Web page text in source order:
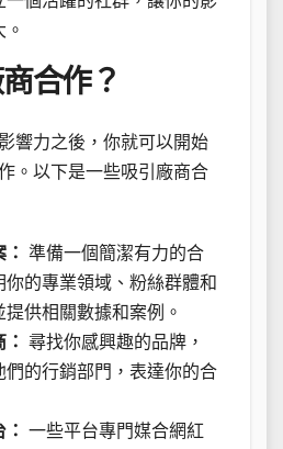
合作？
響力之後，你就可以開始
。以下是一些吸引廠商合
準備一個簡潔有力的合
你的專業領域、粉絲群體和
供相關數據和案例。
尋找你感興趣的品牌，
們的行銷部門，表達你的合
一些平台專門媒合網紅